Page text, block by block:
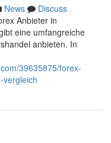
News
Discuss
Anbieter in
eine umfangreiche
anbieten. In
39635875/forex-
vergleich